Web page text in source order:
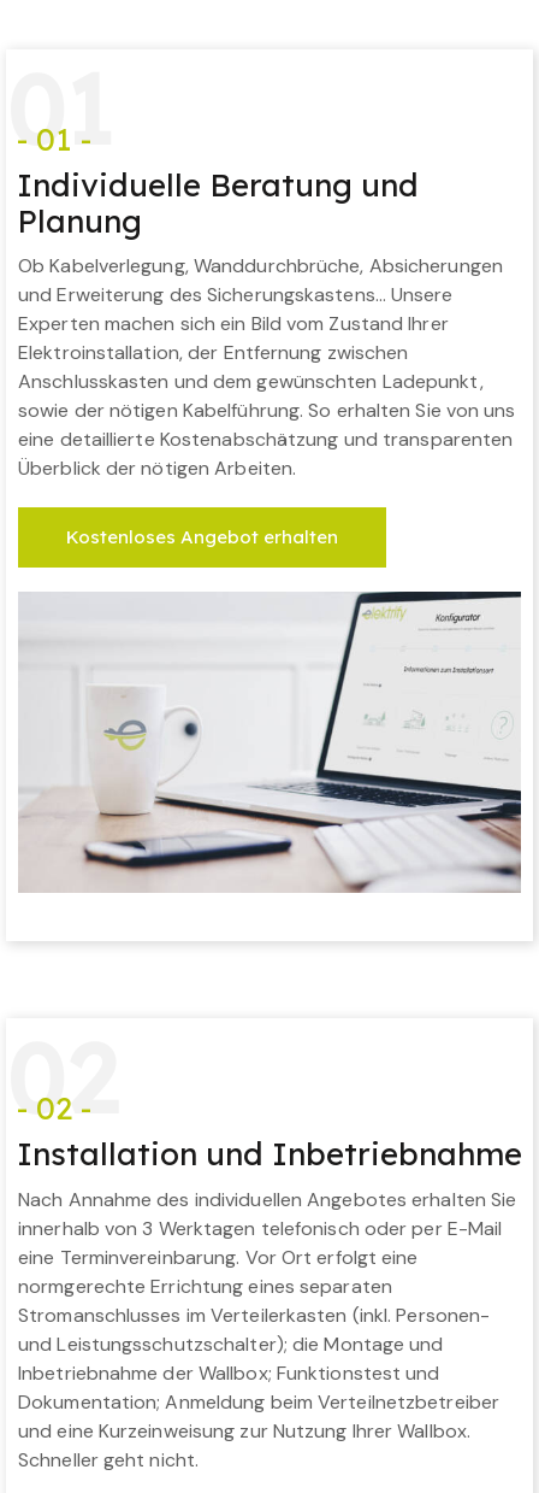
01
- 01 -
Individuelle Beratung und
Planung
Ob Kabelverlegung, Wanddurchbrüche, Absicherungen
und Erweiterung des Sicherungskastens… Unsere
Experten machen sich ein Bild vom Zustand Ihrer
Elektroinstallation, der Entfernung zwischen
Anschlusskasten und dem gewünschten Ladepunkt,
sowie der nötigen Kabelführung. So erhalten Sie von uns
eine detaillierte Kostenabschätzung und transparenten
Überblick der nötigen Arbeiten.
Kostenloses Angebot erhalten
02
- 02 -
Installation und Inbetriebnahme
Nach Annahme des individuellen Angebotes erhalten Sie
innerhalb von 3 Werktagen telefonisch oder per E-Mail
eine Terminvereinbarung. Vor Ort erfolgt eine
normgerechte Errichtung eines separaten
Stromanschlusses im Verteilerkasten (inkl. Personen-
und Leistungsschutzschalter); die Montage und
Inbetriebnahme der Wallbox; Funktionstest und
Dokumentation; Anmeldung beim Verteilnetzbetreiber
und eine Kurzeinweisung zur Nutzung Ihrer Wallbox.
Schneller geht nicht.